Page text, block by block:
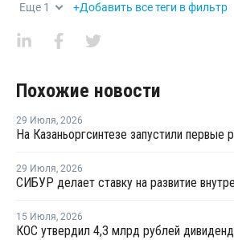
Еще 1 +Добавить все теги в фильтр
Похожие новости
29 Июля, 2026
29 Июля, 2026
15 Июля, 2026
КОС утвердил 4,3 млрд рублей